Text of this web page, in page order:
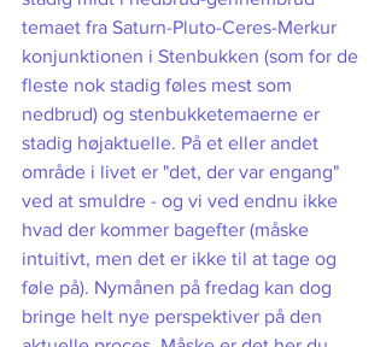
temaet fra Saturn-Pluto-Ceres-Merkur
konjunktionen i Stenbukken (som for de
fleste nok stadig føles mest som
nedbrud) og stenbukketemaerne er
stadig højaktuelle. På et eller andet
område i livet er "det, der var engang"
ved at smuldre - og vi ved endnu ikke
hvad der kommer bagefter (måske
intuitivt, men det er ikke til at tage og
føle på). Nymånen på fredag kan dog
bringe helt nye perspektiver på den